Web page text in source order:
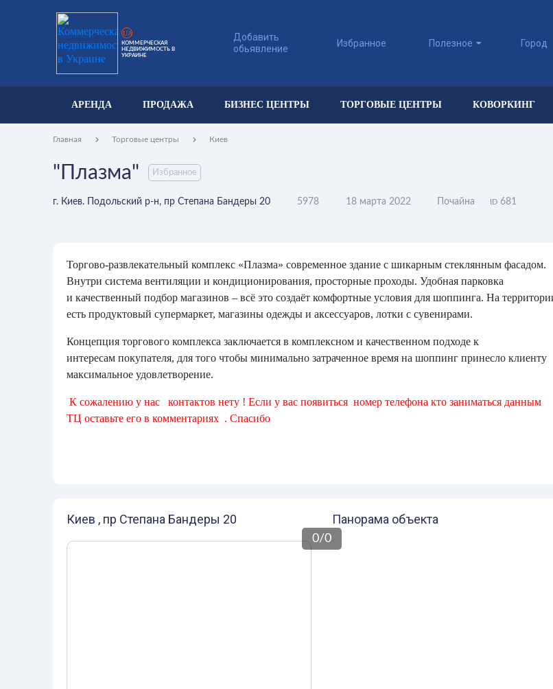
UA
КОММЕРЧЕСКАЯ
НЕДВИЖИМОСТЬ В
УКРАИНЕ
Добавить
обьявление
Избранное Полезное Город
АРЕНДА ПРОДАЖА БИЗНЕС ЦЕНТРЫ ТОРГОВЫЕ ЦЕНТРЫ КОВОРКИНГ
Главная Торговые центры Киев
"Плазма" Избранное
г. Киев. Подольский р-н, пр Степана Бандеры 20 5978 18 марта 2022 Почайна ID 681
0/0
Торгово-развлекательный комплекс «Плазма» современное здание с шикарным стеклянным фасадом.
Внутри система вентиляции и кондиционирования, просторные проходы. Удобная парковка
и качественный подбор магазинов – всё это создаёт комфортные условия для шоппинга. На
есть продуктовый супермаркет, магазины одежды и аксессуаров, лотки с сувенирами.
Концепция торгового комплекса заключается в комплексном и качественном подходе к
интересам покупателя, для того чтобы минимально затраченное время на шоппинг принесло клиенту
максимальное удовлетворение.
К сожалению у нас контактов нету ! Если у вас появиться номер телефона кто заниматься данным
ТЦ оставьте его в комментариях . Спасибо
Киев , пр Степана Бандеры 20 Панорама объекта